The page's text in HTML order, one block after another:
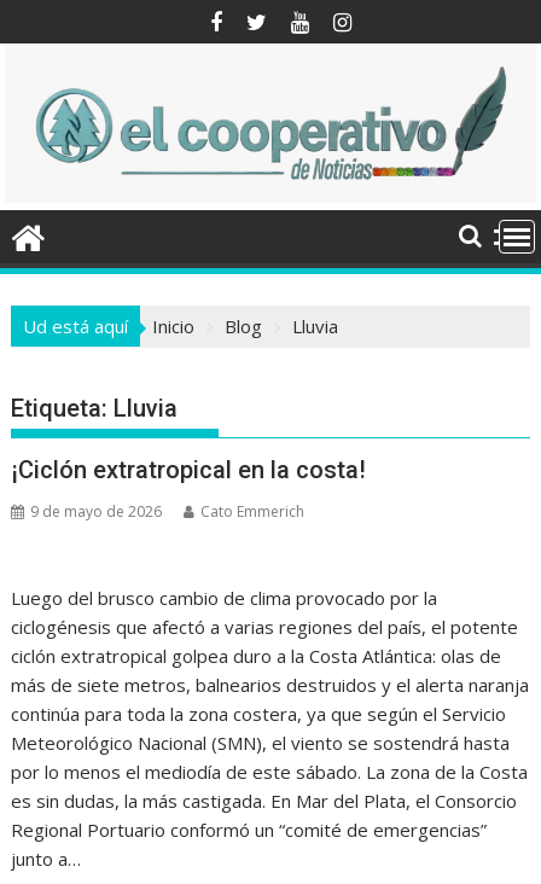
al
Ud está aquí Inicio Blog Lluvia
Etiqueta: Lluvia
¡Ciclón extratropical en la costa!
9 de mayo de 2026 Cato Emmerich
Luego del brusco cambio de clima provocado por la
ciclogénesis que afectó a varias regiones del país, el potente
ciclón extratropical golpea duro a la Costa Atlántica: olas de
más de siete metros, balnearios destruidos y el alerta naranja
continúa para toda la zona costera, ya que según el Servicio
Meteorológico Nacional (SMN), el viento se sostendrá hasta
por lo menos el mediodía de este sábado. La zona de la Costa
es sin dudas, la más castigada. En Mar del Plata, el Consorcio
Regional Portuario conformó un “comité de emergencias”
junto a…